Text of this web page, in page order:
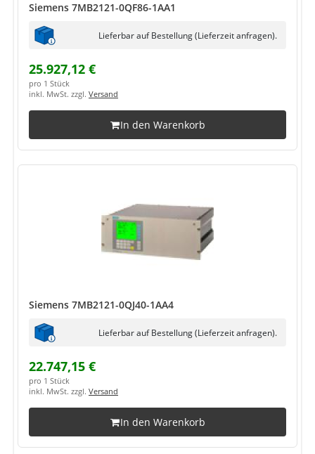
Siemens 7MB2121-0QF86-1AA1
Lieferbar auf Bestellung (Lieferzeit anfragen).
25.927,12 €
pro 1 Stück
inkl. MwSt. zzgl. Versand
In den Warenkorb
Siemens 7MB2121-0QJ40-1AA4
Lieferbar auf Bestellung (Lieferzeit anfragen).
22.747,15 €
pro 1 Stück
inkl. MwSt. zzgl. Versand
In den Warenkorb